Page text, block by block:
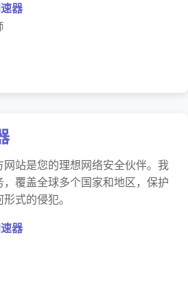
器
站是您的理想网络安全伙伴。我
覆盖全球多个国家和地区，保护
式的侵犯。
器